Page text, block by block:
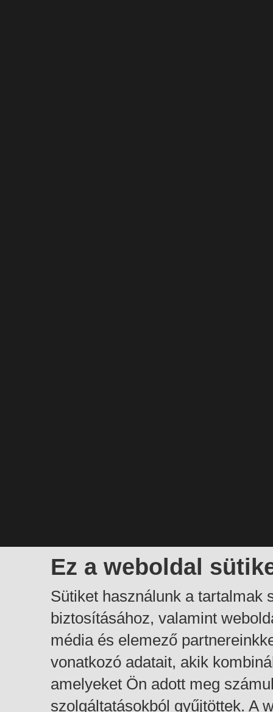
Ez a weboldal
Sütiket használunk a tartalmak
biztosításához, valamint
média és elemező
vonatkozó adatait, akik
amelyeket Ön adott meg
szolgáltatásokból gyűjtöttek. A